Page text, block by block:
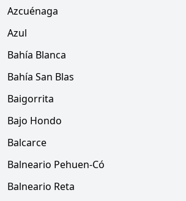
Azcuénaga
Azul
Bahía Blanca
Bahía San Blas
Baigorrita
Bajo Hondo
Balcarce
Balneario Pehuen-Có
Balneario Reta